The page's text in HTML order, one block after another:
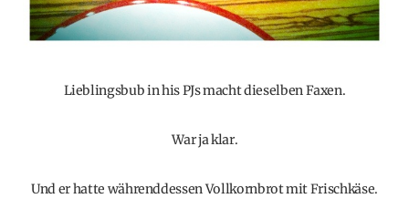
Lieblingsbub in his PJs macht dieselben Faxen.
War ja klar.
Und er hatte währenddessen Vollkornbrot mit Frischkäse.